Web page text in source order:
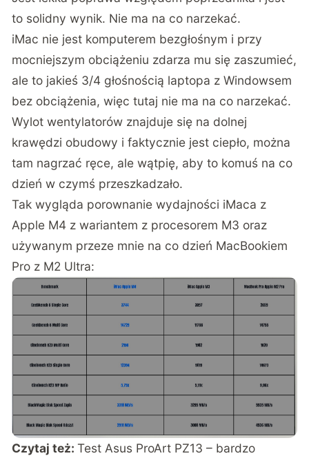
to solidny wynik. Nie ma na co narzekać.
iMac nie jest komputerem bezgłośnym i przy
mocniejszym obciążeniu zdarza mu się zaszumieć,
ale to jakieś 3/4 głośnością laptopa z Windowsem
bez obciążenia, więc tutaj nie ma na co narzekać.
Wylot wentylatorów znajduje się na dolnej
krawędzi obudowy i faktycznie jest ciepło, można
tam nagrzać ręce, ale wątpię, aby to komuś na co
dzień w czymś przeszkadzało.
Tak wygląda porownanie wydajności iMaca z
Apple M4 z wariantem z procesorem M3 oraz
używanym przeze mnie na co dzień MacBookiem
Pro z M2 Ultra:
Czytaj też:Test Asus ProArt PZ13 – bardzo